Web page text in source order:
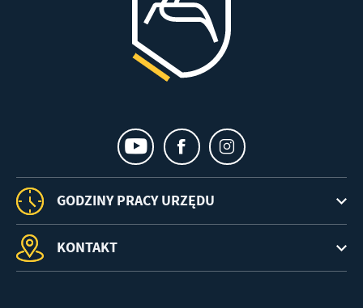
GODZINY PRACY URZĘDU
KONTAKT